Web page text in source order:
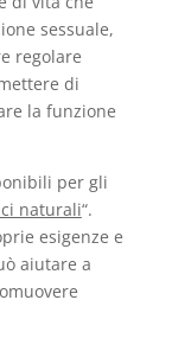
sessuale,
regolare
di
la funzione
per gli
naturali“.
esigenze e
aiutare a